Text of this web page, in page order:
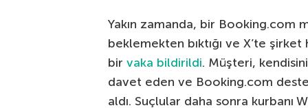
Yakın zamanda, bir
beklemekten bıktığı ve X’te
bir vaka bildirildi. Müşteri,
davet eden ve Booking.com
aldı. Suçlular daha sonra kurbanı